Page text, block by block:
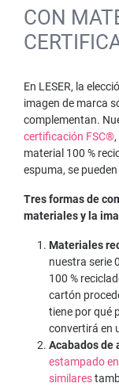
CON
En LESER, la
imagen de marca
complementan.
certificación FSC®
material 100 %
espuma, se
Tres formas de
materiales y la
Materiales
nuestra serie
100 %
cartón
tiene por qué
convertirá en
Acabados de
estampado
similares